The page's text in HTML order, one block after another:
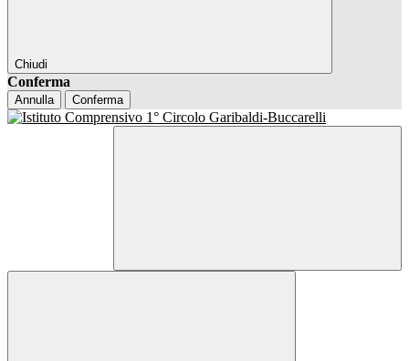
Chiudi
Conferma
Annulla Conferma